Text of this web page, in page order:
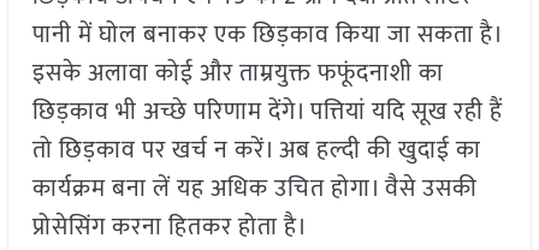
पानी में घोल बनाकर एक छिड़काव किया जा सकता है।
इसके अलावा कोई और ताम्रयुक्त फफूंदनाशी का
छिड़काव भी अच्छे परिणाम देंगे। पत्तियां यदि सूख रही हैं
तो छिड़काव पर खर्च न करें। अब हल्दी की खुदाई का
कार्यक्रम बना लें यह अधिक उचित होगा। वैसे उसकी
प्रोसेसिंग करना हितकर होता है।